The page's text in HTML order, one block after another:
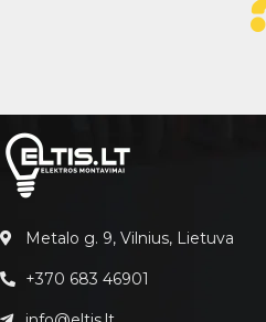
Metalo g. 9, Vilnius, Lietuva
+370 683 46901